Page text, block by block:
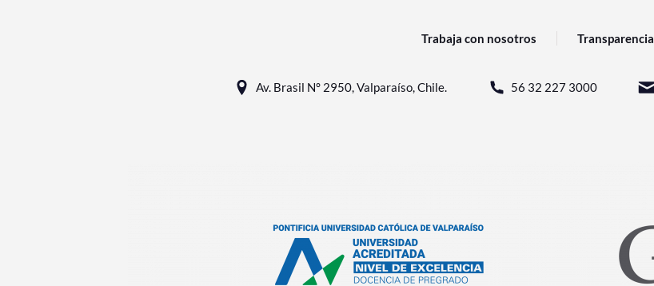
Trabaja con nosotros Transparencia
Av. Brasil N° 2950, Valparaíso, Chile. 56 32 227 3000